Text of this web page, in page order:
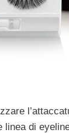
linea di